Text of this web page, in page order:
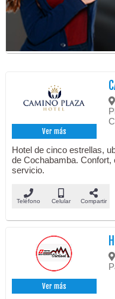
Ver más
Hotel de cinco estrellas,
de Cochabamba.
servicio.
Teléfono Celular Compartir
Ver más